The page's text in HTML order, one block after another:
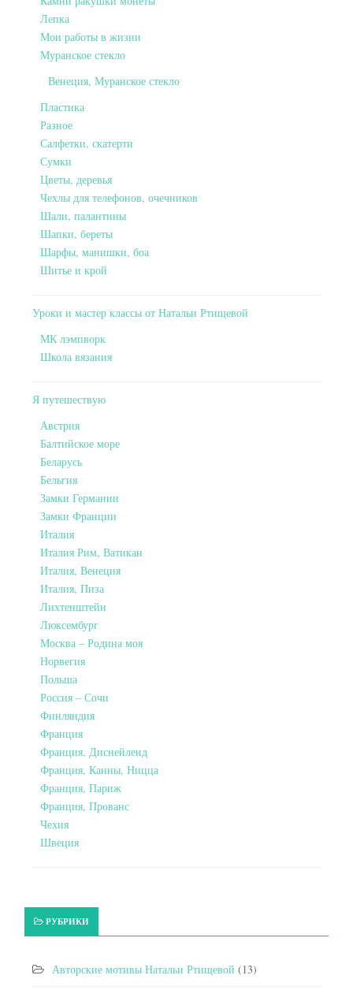
Лепка
Мои работы в жизни
Муранское стекло
Венеция, Муранское стекло
Пластика
Разное
Салфетки, скатерти
Сумки
Цветы, деревья
Чехлы для телефонов, очечников
Шали, палантины
Шапки, береты
Шарфы, манишки, боа
Шитье и крой
Уроки и мастер классы от Натальи Ртищевой
МК лэмпворк
Школа вязания
Я путешествую
Австрия
Балтийское море
Беларусь
Бельгия
Замки Германии
Замки Франции
Италия
Италия Рим, Ватикан
Италия, Венеция
Италия, Пиза
Лихтенштейн
Люксембург
Москва – Родина моя
Норвегия
Польша
Россия – Сочи
Финляндия
Франция
Франция, Диснейленд
Франция, Канны, Ницца
Франция, Париж
Франция, Прованс
Чехия
Швеция
РУБРИКИ
Авторские мотивы Натальи Ртищевой (13)